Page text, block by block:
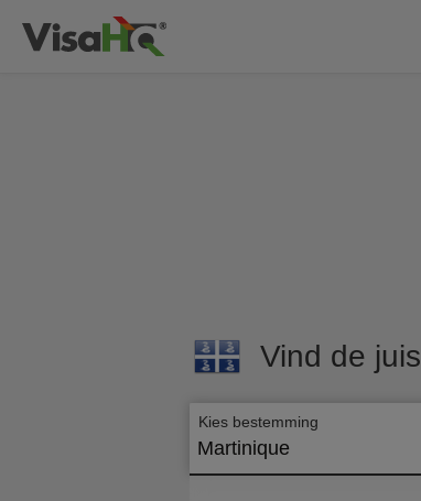
Vind de
Kies bestemming
Martinique